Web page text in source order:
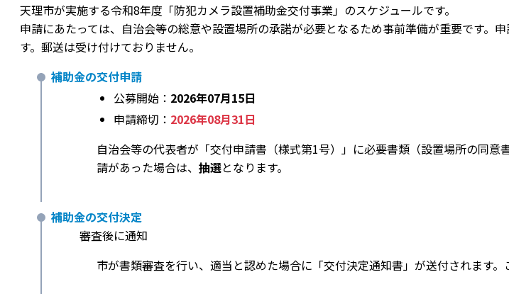
天理市が実施する令和8年度「防犯カメラ設置補助金交付事業」のスケジュールです。
申請にあたっては、自治会等の総意や設置場所の承諾が必要となるため事前準備が重要です。
す。郵送は受け付けておりません。
補助金の交付申請
公募開始： 2026年07月15日
申請締切： 2026年08月31日
自治会等の代表者が「交付申請書（様式第1号）」に必要書類（設置場所の同
請があった場合は、 抽選となります。
補助金の交付決定
審査後に通知
市が書類審査を行い、適当と認めた場合に「交付決定通知書」が送付されます